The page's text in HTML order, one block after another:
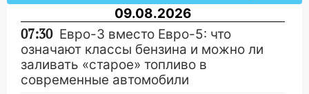
09.08.2026
07:30 Евро-3 вместо Евро-5: что
означают классы бензина и можно ли
заливать «старое» топливо в
современные автомобили